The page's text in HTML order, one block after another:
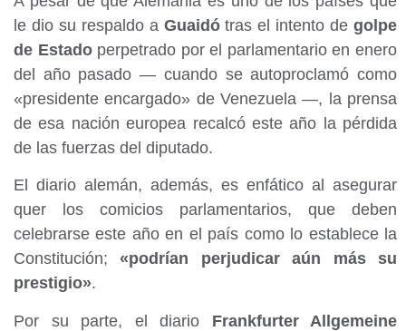
le dio su respaldo a Guaidótras el intento de golpe
de Estadoperpetrado por el parlamentario en enero
del año pasado — cuando se autoproclamó como
«presidente encargado» de Venezuela —, la prensa
de esa nación europea recalcó este año la pérdida
de las fuerzas del diputado.
El diario alemán, además, es enfático al asegurar
quer los comicios parlamentarios, que deben
celebrarse este año en el país como lo establece la
Constitución; «podrían perjudicar aún más su
prestigio».
Por su parte, el diario Frankfurter Allgemeine